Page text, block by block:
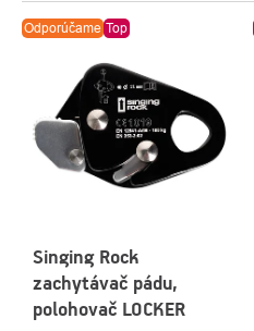
VÝPIS
Odporúčame Top
Singing Rock
zachytávač pádu,
polohovač LOCKER